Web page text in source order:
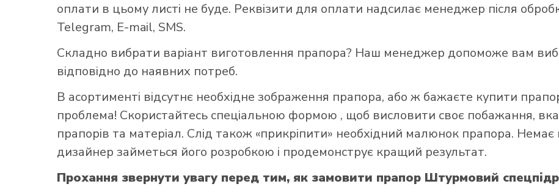
оплати в цьому листі не буде. Реквізити для оплати надсилає менеджер після
Telegram, E-mail, SMS.
Складно вибрати варіант виготовлення прапора? Наш менеджер допоможе вам
відповідно до наявних потреб.
В асортименті відсутнє необхідне зображення прапора, або ж бажаєте купити
проблема! Скористайтесь спеціальною формою , щоб висловити своє побажання,
прапорів та матеріал. Слід також «прикріпити» необхідний малюнок прапора.
дизайнер займеться його розробкою і продемонструє кращий результат.
Прохання звернути увагу перед тим, як замовити прапор Штурмовий